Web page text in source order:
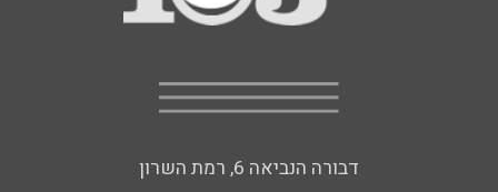
דבורה הנביאה 6, רמת השרון